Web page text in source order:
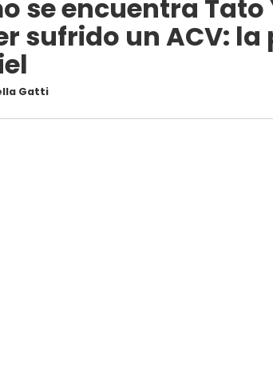
se encuentra
sufrido un ACV:
Gatti